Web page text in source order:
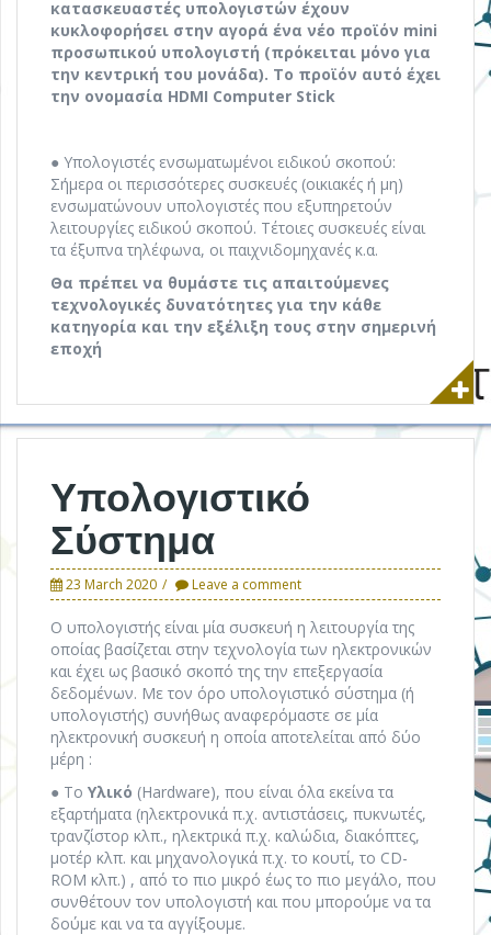
κατασκευαστές υπολογιστών έχουν
κυκλοφορήσει στην αγορά ένα νέο προϊόν mini
προσωπικού υπολογιστή (πρόκειται μόνο για
την κεντρική του μονάδα). Το προϊόν αυτό έχει
την ονομασία HDMI Computer Stick
● Υπολογιστές ενσωματωμένοι ειδικού σκοπού:
Σήμερα οι περισσότερες συσκευές (οικιακές ή μη)
ενσωματώνουν υπολογιστές που εξυπηρετούν
λειτουργίες ειδικού σκοπού. Τέτοιες συσκευές είναι
τα έξυπνα τηλέφωνα, οι παιχνιδομηχανές κ.α.
Θα πρέπει να θυμάστε τις απαιτούμενες
τεχνολογικές δυνατότητες για την κάθε
κατηγορία και την εξέλιξη τους στην σημερινή
εποχή
Υπολογιστικό
Σύστημα
23 March 2020 Leave a comment
Ο υπολογιστής είναι μία συσκευή η λειτουργία της
οποίας βασίζεται στην τεχνολογία των ηλεκτρονικών
και έχει ως βασικό σκοπό της την επεξεργασία
δεδομένων. Με τον όρο υπολογιστικό σύστημα (ή
υπολογιστής) συνήθως αναφερόμαστε σε μία
ηλεκτρονική συσκευή η οποία αποτελείται από δύο
μέρη :
● Το Υλικό (Hardware), που είναι όλα εκείνα τα
εξαρτήματα (ηλεκτρονικά π.χ. αντιστάσεις, πυκνωτές,
τρανζίστορ κλπ., ηλεκτρικά π.χ. καλώδια, διακόπτες,
μοτέρ κλπ. και μηχανολογικά π.χ. το κουτί, το CD-
ROM κλπ.) , από το πιο μικρό έως το πιο μεγάλο, που
συνθέτουν τον υπολογιστή και που μπορούμε να τα
δούμε και να τα αγγίξουμε.